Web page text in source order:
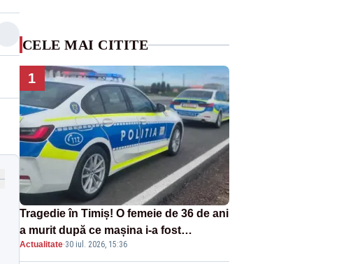
CELE MAI CITITE
1
Tragedie în Timiș! O femeie de 36 de ani
a murit după ce mașina i-a fost
spulberată de tren
Actualitate·30 iul. 2026, 15:36